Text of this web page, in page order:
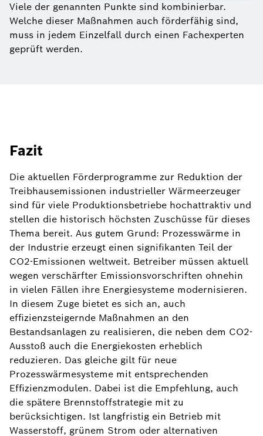
Viele der genannten Punkte sind kombinierbar.
Welche dieser Maßnahmen auch förderfähig sind,
muss in jedem Einzelfall durch einen Fachexperten
geprüft werden.
Fazit
Die aktuellen Förderprogramme zur Reduktion der
Treibhausemissionen industrieller Wärmeerzeuger
sind für viele Produktionsbetriebe hochattraktiv und
stellen die historisch höchsten Zuschüsse für dieses
Thema bereit. Aus gutem Grund: Prozesswärme in
der Industrie erzeugt einen signifikanten Teil der
CO2-Emissionen weltweit. Betreiber müssen aktuell
wegen verschärfter Emissionsvorschriften ohnehin
in vielen Fällen ihre Energiesysteme modernisieren.
In diesem Zuge bietet es sich an, auch
effizienzsteigernde Maßnahmen an den
Bestandsanlagen zu realisieren, die neben dem CO2-
Ausstoß auch die Energiekosten erheblich
reduzieren. Das gleiche gilt für neue
Prozesswärmesysteme mit entsprechenden
Effizienzmodulen. Dabei ist die Empfehlung, auch
die spätere Brennstoffstrategie mit zu
berücksichtigen. Ist langfristig ein Betrieb mit
Wasserstoff, grünem Strom oder alternativen